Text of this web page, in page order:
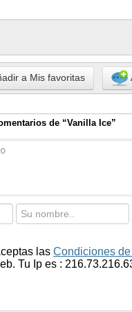
a Mis favoritas
de “Vanilla Ice”
las Condiciones
Tu Ip es :